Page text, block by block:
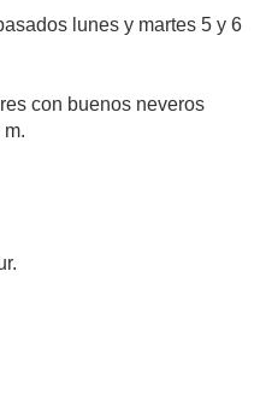
lunes y martes 5 y 6
con buenos neveros